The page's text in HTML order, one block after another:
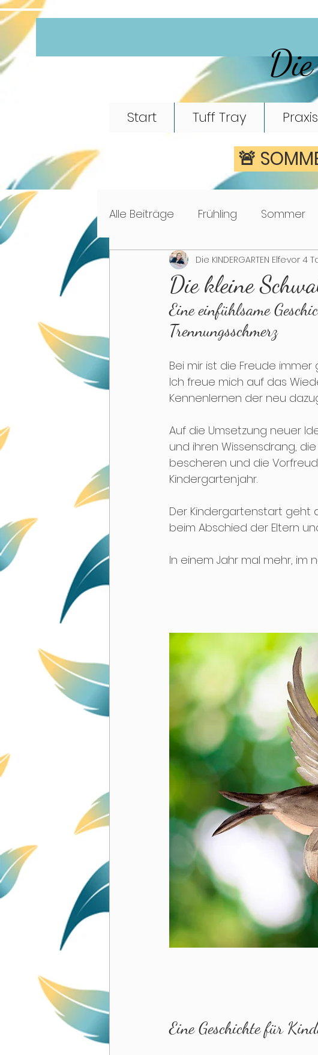
Start Tuff Tray
🚨
Alle Beiträge Frühling Sommer
Morgenkreis Märchen
Lernspiel Kreativ Advent
Die kleine
Die KINDERGARTEN Elfevor 4
Eine einfühlsame
Trennungsschmerz
Bei mir ist die Freude
Ich freue mich auf das
Kennenlernen der neu
Auf die Umsetzung neuer
und ihren Wissensdrang,
bescheren und die
Kindergartenjahr.
Der Kindergartenstart geht
beim Abschied der Eltern
In einem Jahr mal mehr, im
Eine Geschichte für